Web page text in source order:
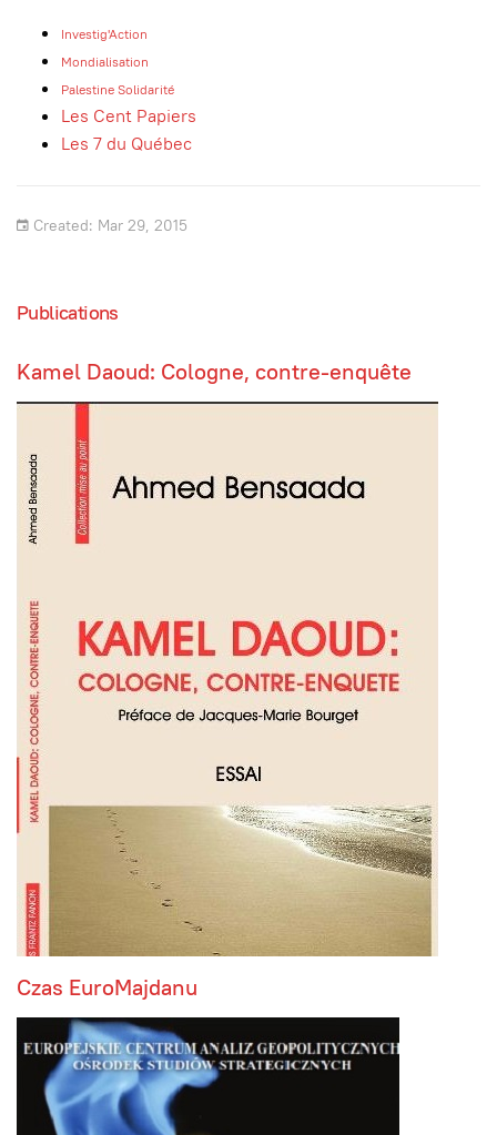
Investig'Action
Mondialisation
Palestine Solidarité
Les Cent Papiers
Les 7 du Québec
Created: Mar 29, 2015
Publications
Kamel Daoud: Cologne, contre-enquête
Czas EuroMajdanu